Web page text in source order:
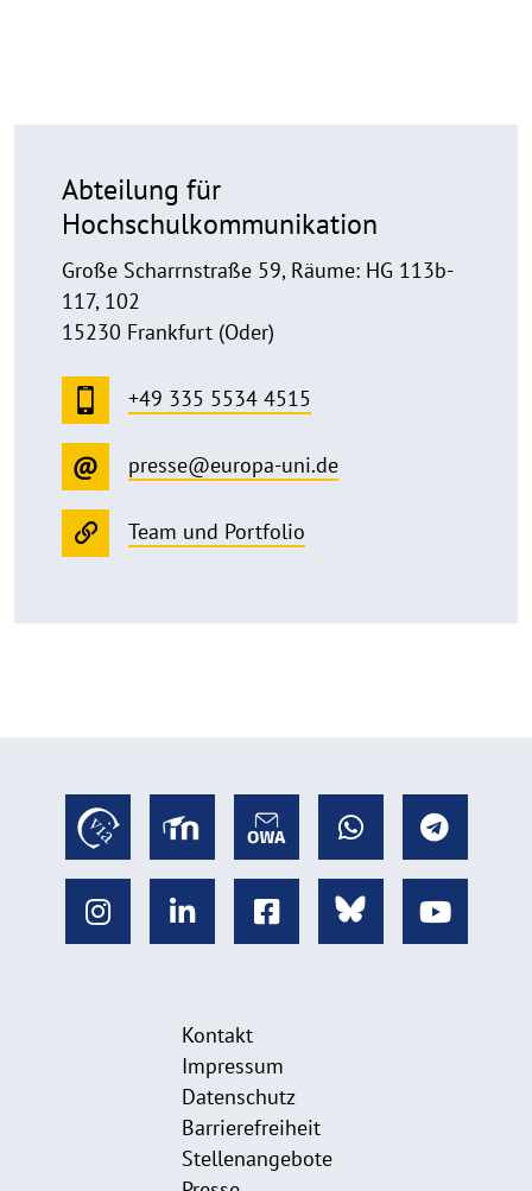
Abteilung für
Hochschulkommunikation
Große Scharrnstraße 59, Räume: HG 113b-
117, 102
15230 Frankfurt (Oder)
+49 335 5534 4515
presse@europa-uni.de
Team und Portfolio
Kontakt
Impressum
Datenschutz
Barrierefreiheit
Stellenangebote